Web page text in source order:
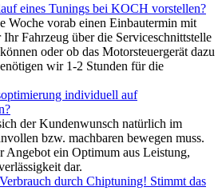
eines Tunings bei KOCH vorstellen?
Woche vorab einen Einbautermin mit
Fahrzeug über die Serviceschnittstelle
oder ob das Motorsteuergerät dazu
wir 1-2 Stunden für die
individuell auf
der Kundenwunsch natürlich im
bzw. machbaren bewegen muss.
Angebot ein Optimum aus Leistung,
dar.
durch Chiptuning! Stimmt das